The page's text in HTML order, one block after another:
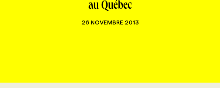
CAMPAGNES ET CRÉATIVITÉ
NOUVEAUX MANDATS
TOUTES LES CHRONIQUES
MARKETING ET COMMUNICATION
VOIR TOUTES LES PARUTIONS
INFOLETTRE EN BREF
BULLETIN RECRUTEMENT
AFFICHEZ UN POSTE / TARIFS
CANDIDAT
NOS CONFÉRENCES
FORMATIONS
au Québec
26 NOVEMBRE 2013